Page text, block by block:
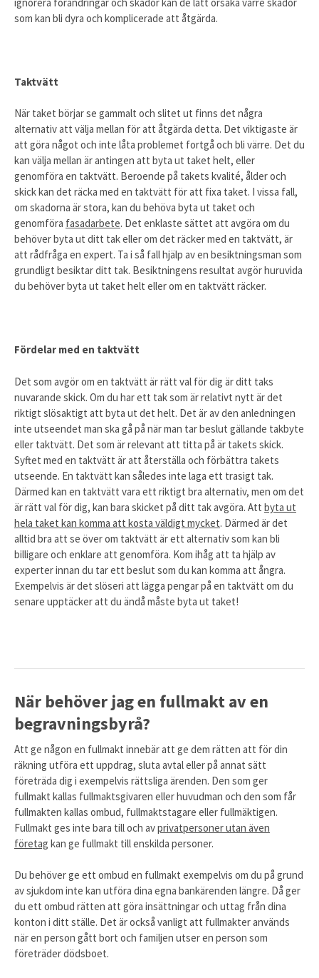
som kan bli dyra och komplicerade att åtgärda.
Taktvätt
När taket börjar se gammalt och slitet ut finns det några
alternativ att välja mellan för att åtgärda detta. Det viktigaste är
att göra något och inte låta problemet fortgå och bli värre. Det du
kan välja mellan är antingen att byta ut taket helt, eller
genomföra en taktvätt. Beroende på takets kvalité, ålder och
skick kan det räcka med en taktvätt för att fixa taket. I vissa fall,
om skadorna är stora, kan du behöva byta ut taket och
genomföra fasadarbete. Det enklaste sättet att avgöra om du
behöver byta ut ditt tak eller om det räcker med en taktvätt, är
att rådfråga en expert. Ta i så fall hjälp av en besiktningsman som
grundligt besiktar ditt tak. Besiktningens resultat avgör huruvida
du behöver byta ut taket helt eller om en taktvätt räcker.
Fördelar med en taktvätt
Det som avgör om en taktvätt är rätt val för dig är ditt taks
nuvarande skick. Om du har ett tak som är relativt nytt är det
riktigt slösaktigt att byta ut det helt. Det är av den anledningen
inte utseendet man ska gå på när man tar beslut gällande takbyte
eller taktvätt. Det som är relevant att titta på är takets skick.
Syftet med en taktvätt är att återställa och förbättra takets
utseende. En taktvätt kan således inte laga ett trasigt tak.
Därmed kan en taktvätt vara ett riktigt bra alternativ, men om det
är rätt val för dig, kan bara skicket på ditt tak avgöra. Att byta ut
hela taket kan komma att kosta väldigt mycket. Därmed är det
alltid bra att se över om taktvätt är ett alternativ som kan bli
billigare och enklare att genomföra. Kom ihåg att ta hjälp av
experter innan du tar ett beslut som du kan komma att ångra.
Exempelvis är det slöseri att lägga pengar på en taktvätt om du
senare upptäcker att du ändå måste byta ut taket!
När behöver jag en fullmakt av en
begravningsbyrå?
Att ge någon en fullmakt innebär att ge dem rätten att för din
räkning utföra ett uppdrag, sluta avtal eller på annat sätt
företräda dig i exempelvis rättsliga ärenden. Den som ger
fullmakt kallas fullmaktsgivaren eller huvudman och den som får
fullmakten kallas ombud, fullmaktstagare eller fullmäktigen.
Fullmakt ges inte bara till och avprivatpersoner utan även
företag kan ge fullmakt till enskilda personer.
Du behöver ge ett ombud en fullmakt exempelvis om du på grund
av sjukdom inte kan utföra dina egna bankärenden längre. Då ger
du ett ombud rätten att göra insättningar och uttag från dina
konton i ditt ställe. Det är också vanligt att fullmakter används
när en person gått bort och familjen utser en person som
företräder dödsboet.